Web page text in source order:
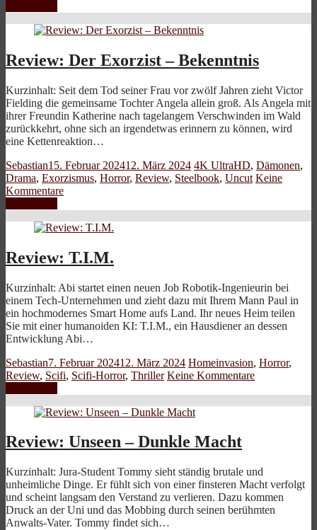
Review: Der Exorzist – Bekenntnis
Kurzinhalt: Seit dem Tod seiner Frau vor zwölf Jahren zieht Victor
Fielding die gemeinsame Tochter Angela allein groß. Als Angela mit
ihrer Freundin Katherine nach tagelangem Verschwinden im Wald
zurückkehrt, ohne sich an irgendetwas erinnern zu können, wird
eine Kettenreaktion…
Sebastian15. Februar 202412. März 2024 4K UltraHD, Dämonen,
Drama, Exorzismus, Horror, Review, Steelbook, Uncut Keine
Kommentare
Review: T.I.M.
Kurzinhalt: Abi startet einen neuen Job Robotik-Ingenieurin bei
einem Tech-Unternehmen und zieht dazu mit Ihrem Mann Paul in
ein hochmodernes Smart Home aufs Land. Ihr neues Heim teilen
Sie mit einer humanoiden KI: T.I.M., ein Hausdiener an dessen
Entwicklung Abi…
Sebastian7. Februar 202412. März 2024 Homeinvasion, Horror,
Review, Scifi, Scifi-Horror, Thriller Keine Kommentare
Review: Unseen – Dunkle Macht
Kurzinhalt: Jura-Student Tommy sieht ständig brutale und
unheimliche Dinge. Er fühlt sich von einer finsteren Macht verfolgt
und scheint langsam den Verstand zu verlieren. Dazu kommen
Druck an der Uni und das Mobbing durch seinen berühmten
Anwalts-Vater. Tommy findet sich…